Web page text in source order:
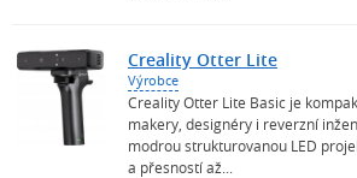
Creality Otter Lite
Výrobce
Creality Otter Lite Basic je
makery, designéry i reverzní
modrou strukturovanou LED
a přesností až...